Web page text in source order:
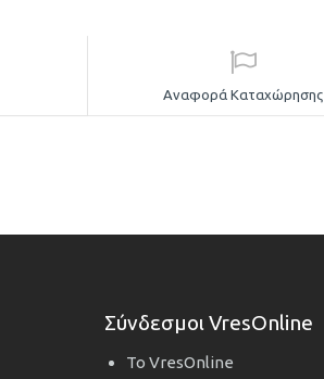
Αναφορά Καταχώρησης
Σύνδεσμοι VresOnline
Το VresOnline